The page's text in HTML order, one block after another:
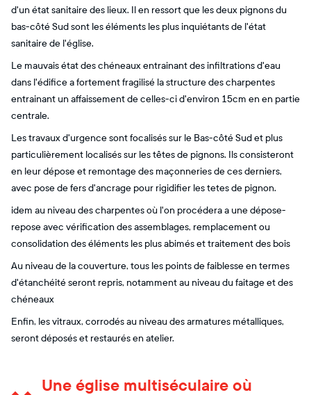
d'un état sanitaire des lieux. Il en ressort que les deux pignons du
bas-côté Sud sont les éléments les plus inquiétants de l'état
sanitaire de l'église.
Le mauvais état des chéneaux entrainant des infiltrations d'eau
dans l'édifice a fortement fragilisé la structure des charpentes
entrainant un affaissement de celles-ci d'environ 15cm en en partie
centrale.
Les travaux d'urgence sont focalisés sur le Bas-côté Sud et plus
particulièrement localisés sur les têtes de pignons. Ils consisteront
en leur dépose et remontage des maçonneries de ces derniers,
avec pose de fers d'ancrage pour rigidifier les tetes de pignon.
idem au niveau des charpentes où l'on procédera a une dépose-
repose avec vérification des assemblages, remplacement ou
consolidation des éléments les plus abimés et traitement des bois
Au niveau de la couverture, tous les points de faiblesse en termes
d'étanchéité seront repris, notamment au niveau du faitage et des
chéneaux
Enfin, les vitraux, corrodés au niveau des armatures métalliques,
seront déposés et restaurés en atelier.
Une église multiséculaire où